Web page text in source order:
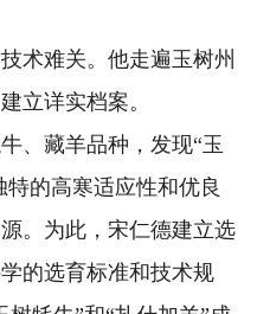
难关。他走遍玉树州
立详实档案。
藏羊品种，发现“玉
特的高寒适应性和优良
。为此，宋仁德建立选
的选育标准和技术规